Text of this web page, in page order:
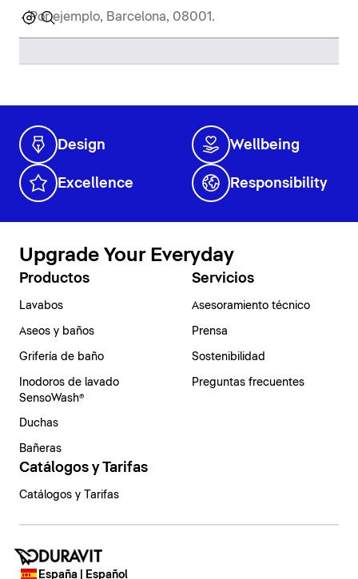
Design Wellbeing
Excellence Responsibility
Upgrade Your Everyday
Productos
Lavabos
Aseos y baños
Grifería de baño
Inodoros de lavado
SensoWash®
Duchas
Bañeras
Servicios
Asesoramiento técnico
Prensa
Sostenibilidad
Preguntas frecuentes
Catálogos y Tarifas
Catálogos y Tarifas
España | Español